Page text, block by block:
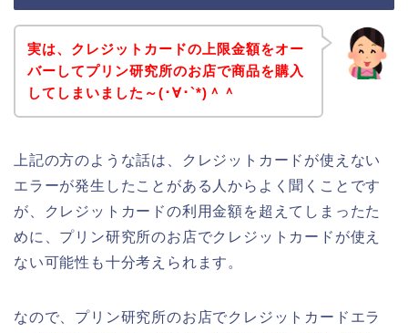
実は、クレジットカードの上限金額をオー
バーしてプリン研究所のお店で商品を購入
してしまいました～(･∀･`*)＾＾
上記の方のような話は、クレジットカードが使えない
エラーが発生したことがある人からよく聞くことです
が、クレジットカードの利用金額を超えてしまったた
めに、プリン研究所のお店でクレジットカードが使え
ない可能性も十分考えられます。
なので、プリン研究所のお店でクレジットカードエラ